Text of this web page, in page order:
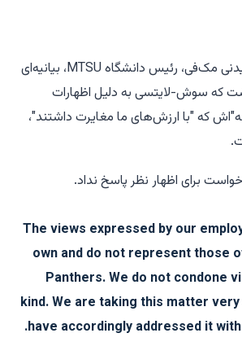
پیش از پایان روز، سیدنی مک‌فی، رئیس دانشگاه MTSU، بیانیه‌ای
که سوش-لایتسی به دلیل اظهارات
که "با ارزش‌های ما مغایرت داشتند"،
برای اظهار نظر پاسخ نداد.
The views expressed by our
own and do not represent those
Panthers. We do not condone
kind. We are taking this matter
have accordingly addressed it